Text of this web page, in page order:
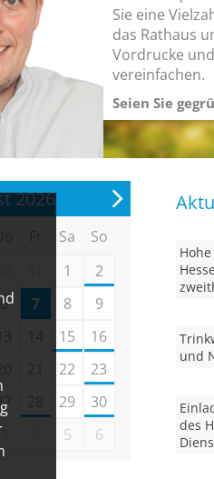
Sie eine
das Rathaus
Vordrucke
vereinfachen.
Seien Sie
2026
Sa
So
1
2
6 7 8
9
15
16
22
23
29
30
3 5 6
und
des